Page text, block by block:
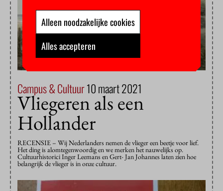
Campus & Cultuur10 maart 2021
Vliegeren als een
Hollander
RECENSIE – Wij Nederlanders nemen de vlieger een beetje voor lief.
Het ding is alomtegenwoordig en we merken het nauwelijks op.
Cultuurhistorici Inger Leemans en Gert- Jan Johannes laten zien hoe
belangrijk de vlieger is in onze cultuur.
Alleen noodzakelijke cookies
Alles accepteren